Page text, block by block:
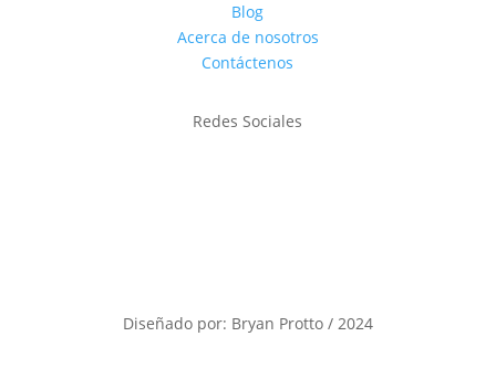
Blog
Acerca de nosotros
Contáctenos
Redes Sociales
Diseñado por: Bryan Protto / 2024